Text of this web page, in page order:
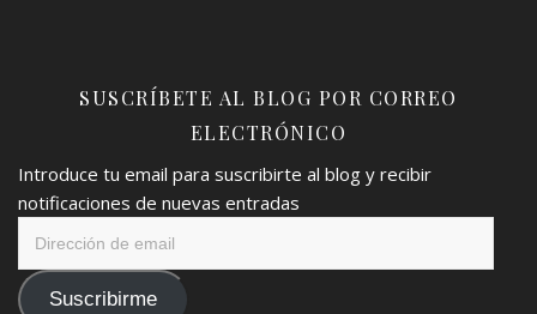
SUSCRÍBETE AL BLOG POR CORREO
ELECTRÓNICO
Introduce tu email para suscribirte al blog y recibir
notificaciones de nuevas entradas
emailSuscribirme